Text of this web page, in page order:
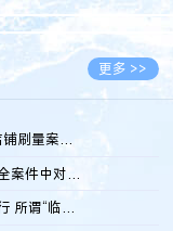
2026.08.05
更多 >>
淘宝“B站推荐”店铺刷量案维持原判，两被告连带赔偿150万元
专利诉前行为保全案件中对仿制药申请人曾作出三类声明的考量及违...
直播带货诋毁同行 所谓“临场发挥”不免责